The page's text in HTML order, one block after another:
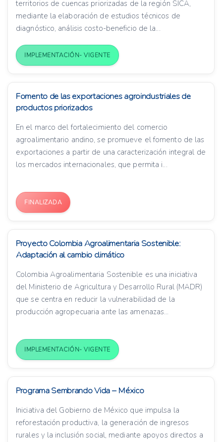
territorios de cuencas priorizadas de la región SICA,
mediante la elaboración de estudios técnicos de
diagnóstico, análisis costo-beneficio de la...
IMPLEMENTACIÓN- VIGENTE
Fomento de las exportaciones agroindustriales de
productos priorizados
En el marco del fortalecimiento del comercio
agroalimentario andino, se promueve el fomento de las
exportaciones a partir de una caracterización integral de
los mercados internacionales, que permita i...
FINALIZADA
Proyecto Colombia Agroalimentaria Sostenible:
Adaptación al cambio climático
Colombia Agroalimentaria Sostenible es una iniciativa
del Ministerio de Agricultura y Desarrollo Rural (MADR)
que se centra en reducir la vulnerabilidad de la
producción agropecuaria ante las amenazas...
IMPLEMENTACIÓN- VIGENTE
Programa Sembrando Vida – México
Iniciativa del Gobierno de México que impulsa la
reforestación productiva, la generación de ingresos
rurales y la inclusión social, mediante apoyos directos a